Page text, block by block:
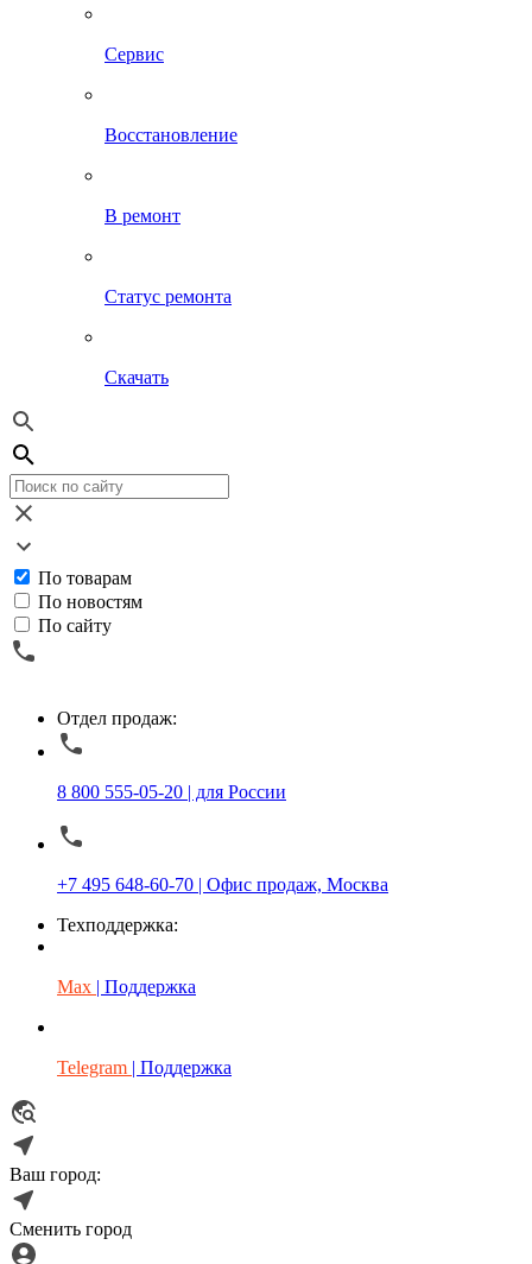
Сервис
Восстановление
В ремонт
Статус ремонта
Скачать
По товарам
По новостям
По сайту
Отдел продаж:
8 800 555-05-20 | для России
+7 495 648-60-70 | Офис продаж, Москва
Техподдержка:
Max | Поддержка
Telegram | Поддержка
Ваш город:
Сменить город